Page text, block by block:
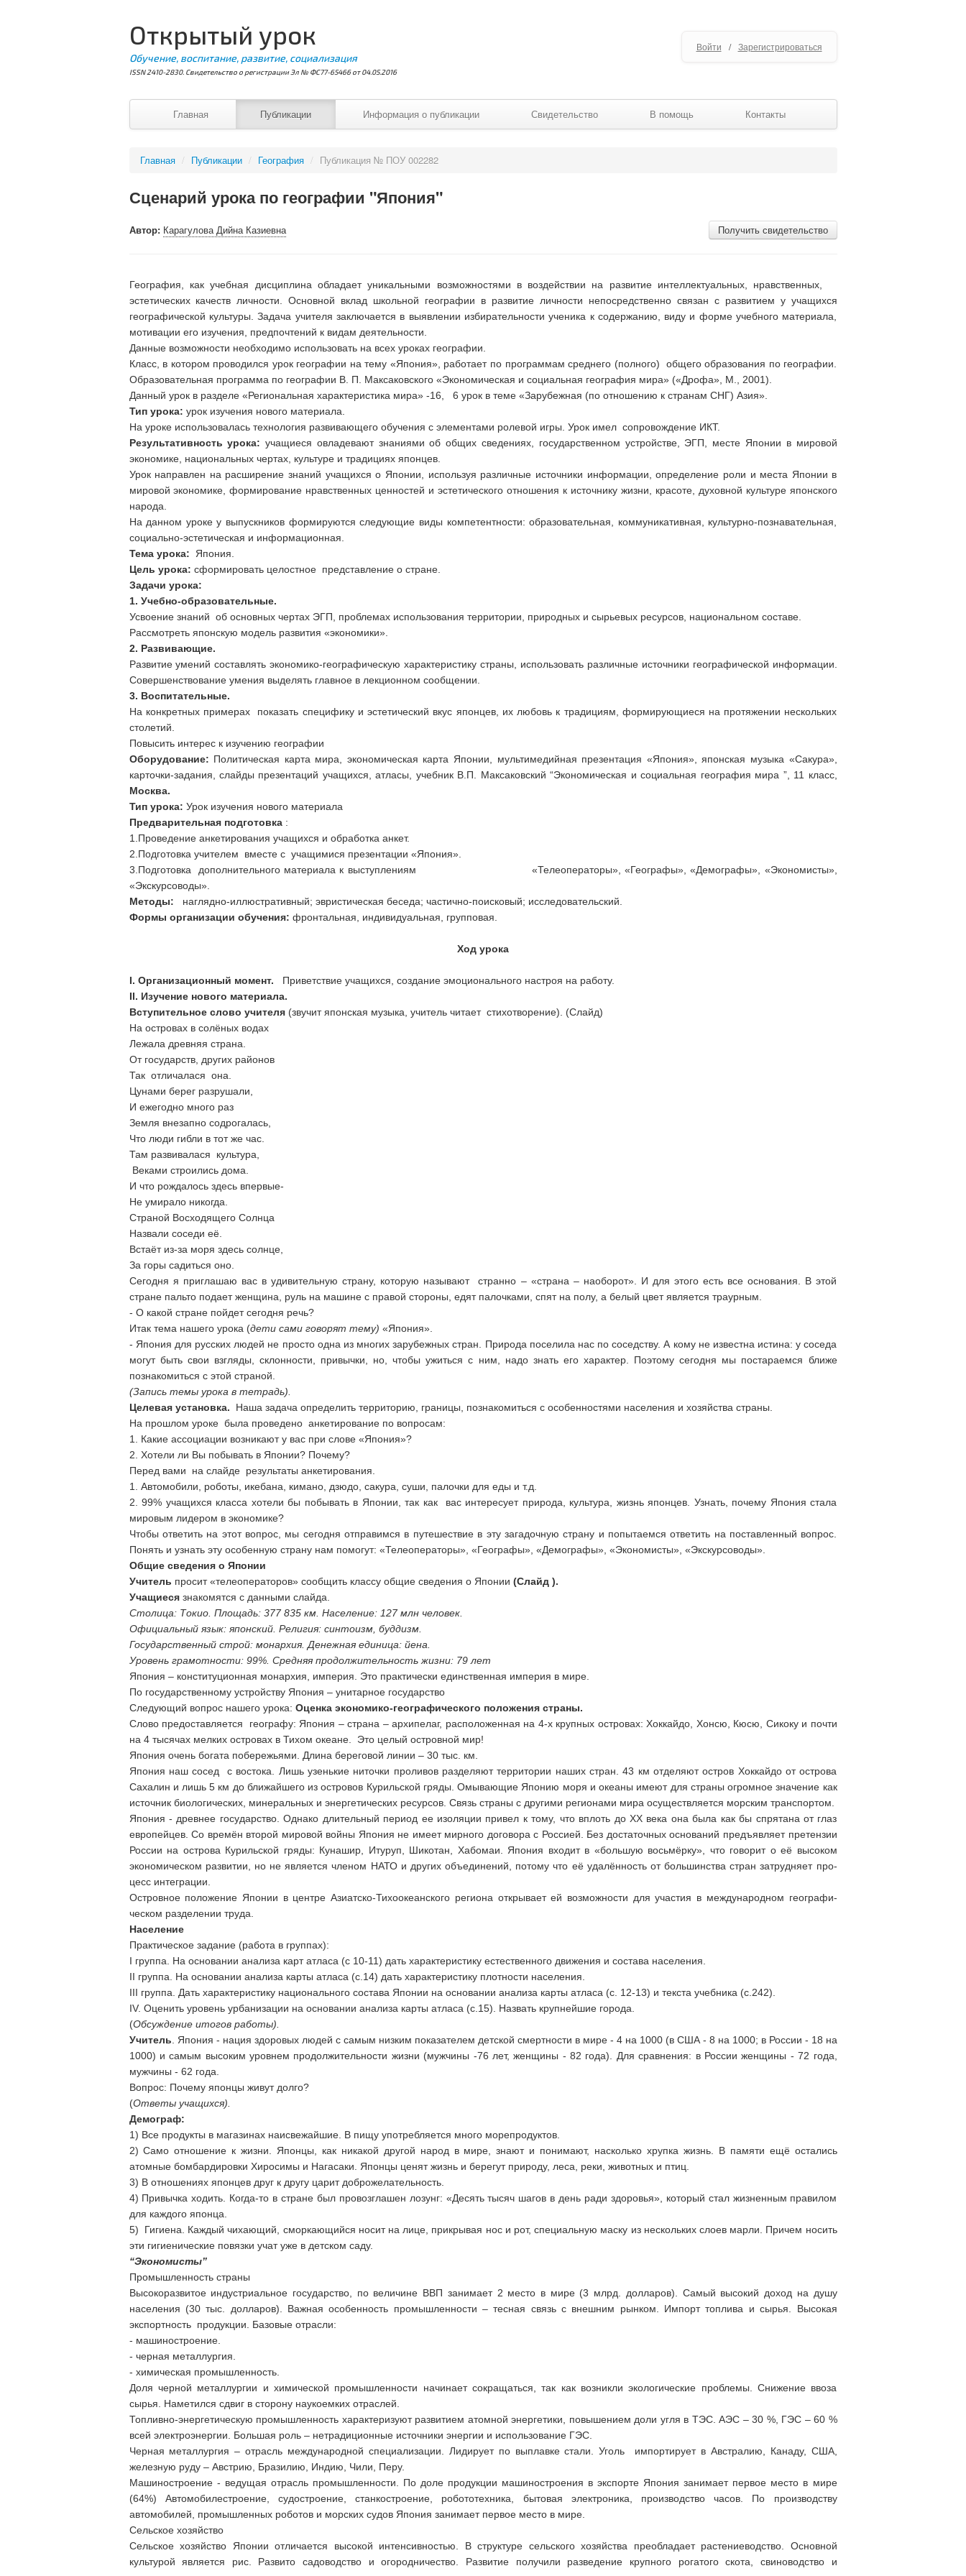
Открытый урок
Обучение, воспитание, развитие, социализация
ISSN 2410-2830. Свидетельство о регистрации Эл № ФС77-65466 от 04.05.2016
Войти / Зарегистрироваться
Главная Публикации Информация о публикации Свидетельство В помощь Контакты
Главная / Публикации / География / Публикация № ПОУ 002282
Сценарий урока по географии "Япония"
Получить свидетельство
Автор: Карагулова Дийна Казиевна
География, как учебная дисциплина обладает уникальными возможностями в воздействии на развитие интеллектуальных, нравственных,
эстетических качеств личности. Основной вклад школьной географии в развитие личности непосредственно связан с развитием у учащихся
географической культуры. Задача учителя заключается в выявлении избирательности ученика к содержанию, виду и форме учебного материала,
мотивации его изучения, предпочтений к видам деятельности.
Данные возможности необходимо использовать на всех уроках географии.
Класс, в котором проводился урок географии на тему «Япония», работает по программам среднего (полного) общего образования по географии.
Образовательная программа по географии В. П. Максаковского «Экономическая и социальная география мира» («Дрофа», М., 2001).
Данный урок в разделе «Региональная характеристика мира» -16, 6 урок в теме «Зарубежная (по отношению к странам СНГ) Азия».
Тип урока: урок изучения нового материала.
На уроке использовалась технология развивающего обучения с элементами ролевой игры. Урок имел сопровождение ИКТ.
Результативность урока: учащиеся овладевают знаниями об общих сведениях, государственном устройстве, ЭГП, месте Японии в мировой
экономике, национальных чертах, культуре и традициях японцев.
Урок направлен на расширение знаний учащихся о Японии, используя различные источники информации, определение роли и места Японии в
мировой экономике, формирование нравственных ценностей и эстетического отношения к источнику жизни, красоте, духовной культуре японского
народа.
На данном уроке у выпускников формируются следующие виды компетентности: образовательная, коммуникативная, культурно-познавательная,
социально-эстетическая и информационная.
Тема урока:
Япония.
Цель урока: сформировать целостное представление о стране.
Задачи урока:
1. Учебно-образовательные.
Усвоение знаний об основных чертах ЭГП, проблемах использования территории, природных и сырьевых ресурсов, национальном составе.
Рассмотреть японскую модель развития «экономики».
2. Развивающие.
Развитие умений составлять экономико-географическую характеристику страны, использовать различные источники географической информации.
Совершенствование умения выделять главное в лекционном сообщении.
3. Воспитательные.
На конкретных примерах показать специфику и эстетический вкус японцев, их любовь к традициям, формирующиеся на протяжении нескольких
столетий.
Повысить интерес к изучению географии
Оборудование: Политическая карта мира, экономическая карта Японии, мультимедийная презентация «Япония», японская музыка «Сакура»,
карточки-задания, слайды презентаций учащихся, атласы, учебник В.П. Максаковский “Экономическая и социальная география мира ”, 11 класс,
Москва.
Тип урока: Урок изучения нового материала
Предварительная подготовка:
1.Проведение анкетирования учащихся и обработка анкет.
2.Подготовка учителем вместе с учащимися презентации «Япония».
3.Подготовка дополнительного материала к выступлениям «Телеоператоры», «Географы», «Демографы», «Экономисты»,
«Экскурсоводы».
Методы:
наглядно-иллюстративный; эвристическая беседа; частично-поисковый; исследовательский.
Формы организации обучения: фронтальная, индивидуальная, групповая.
Ход урока
I. Организационный момент.
Приветствие учащихся, создание эмоционального настроя на работу.
II. Изучение нового материала.
Вступительное слово учителя (звучит японская музыка, учитель читает стихотворение). (Слайд)
На островах в солёных водах
Лежала древняя страна.
От государств, других районов
Так отличалася она.
Цунами берег разрушали,
И ежегодно много раз
Земля внезапно содрогалась,
Что люди гибли в тот же час.
Там развивалася культура,
Веками строились дома.
И что рождалось здесь впервые-
Не умирало никогда.
Страной Восходящего Солнца
Назвали соседи её.
Встаёт из-за моря здесь солнце,
За горы садиться оно.
Сегодня я приглашаю вас в удивительную страну, которую называют странно – «страна – наоборот». И для этого есть все основания. В этой
стране пальто подает женщина, руль на машине с правой стороны, едят палочками, спят на полу, а белый цвет является траурным.
- О какой стране пойдет сегодня речь?
Итак тема нашего урока (дети сами говорят тему) «Япония».
- Япония для русских людей не просто одна из многих зарубежных стран. Природа поселила нас по соседству. А кому не известна истина: у соседа
могут быть свои взгляды, склонности, привычки, но, чтобы ужиться с ним, надо знать его характер. Поэтому сегодня мы постараемся ближе
познакомиться с этой страной.
(Запись темы урока в тетрадь).
Целевая установка. Наша задача определить территорию, границы, познакомиться с особенностями населения и хозяйства страны.
На прошлом уроке была проведено анкетирование по вопросам:
1. Какие ассоциации возникают у вас при слове «Япония»?
2. Хотели ли Вы побывать в Японии? Почему?
Перед вами на слайде результаты анкетирования.
1. Автомобили, роботы, икебана, кимано, дзюдо, сакура, суши, палочки для еды и т.д.
2. 99% учащихся класса хотели бы побывать в Японии, так как вас интересует природа, культура, жизнь японцев. Узнать, почему Япония стала
мировым лидером в экономике?
Чтобы ответить на этот вопрос, мы сегодня отправимся в путешествие в эту загадочную страну и попытаемся ответить на поставленный вопрос.
Понять и узнать эту особенную страну нам помогут: «Телеоператоры», «Географы», «Демографы», «Экономисты», «Экскурсоводы».
Общие сведения о Японии
Учитель просит «телеоператоров» сообщить классу общие сведения о Японии (Слайд ).
Учащиеся знакомятся с данными слайда.
Столица: Токио. Площадь: 377 835 км. Население: 127 млн человек.
Официальный язык: японский. Религия: синтоизм, буддизм.
Государственный строй: монархия. Денежная единица: йена.
Уровень грамотности: 99%. Средняя продолжительность жизни: 79 лет
Япония – конституционная монархия, империя. Это практически единственная империя в мире.
По государственному устройству Япония – унитарное государство
Следующий вопрос нашего урока: Оценка экономико-географического положения страны.
Слово предоставляется географу: Япония – страна – архипелаг, расположенная на 4-х крупных островах: Хоккайдо, Хонсю, Кюсю, Сикоку и почти
на 4 тысячах мелких островах в Тихом океане. Это целый островной мир!
Япония очень богата побережьями. Длина береговой линии – 30 тыс. км.
Япония наш сосед с востока. Лишь узенькие ниточки проливов разделяют территории наших стран. 43 км отделяют остров Хоккайдо от острова
Сахалин и лишь 5 км до ближайшего из островов Курильской гряды. Омывающие Японию моря и океаны имеют для страны огромное значение как
источник биологических, минеральных и энергетических ресурсов. Связь страны с другими регионами мира осуществляется морским транспортом.
Япония - древнее государство. Однако длительный период ее изоля­ции привел к тому, что вплоть до XX века она была как бы спрятана от глаз
европейцев. Со времён второй мировой войны Япония не имеет мирного договора с Россией. Без достаточных оснований предъявляет претензии
России на острова Курильской гряды: Кунашир, Итуруп, Шикотан, Хабомаи. Япония входит в «большую восьмёрку», что говорит о её высоком
экономическом развитии, но не является членом НАТО и других объеди­нений, потому что её удалённость от большинства стран затрудняет про­
цесс интеграции.
Островное положение Японии в центре Азиатско-Тихоокеанского ре­гиона открывает ей возможности для участия в международном географи­
ческом разделении труда.
Население
Практическое задание (работа в группах):
I группа. На основании анализа карт атласа (с 10-11) дать характеристику естественного движения и состава населения.
II группа. На основании анализа карты атласа (с.14) дать характеристику плотности населения.
III группа. Дать характеристику национального состава Японии на основании анализа карты атласа (с. 12-13) и текста учебника (с.242).
IV. Оценить уровень урбанизации на основании анализа карты атласа (с.15). Назвать крупнейшие города.
(Обсуждение итогов работы).
Учитель . Япония - нация здоровых людей с самым низким показателем дет­ской смертности в мире - 4 на 1000 (в США - 8 на 1000; в России - 18 на
1000) и самым высоким уровнем продолжительности жизни (мужчины -76 лет, женщины - 82 года). Для сравнения: в России женщины - 72 года,
мужчины - 62 года.
Вопрос: Почему японцы живут долго?
(Ответы учащихся).
Демограф:
1) Все продукты в магазинах наисвежайшие. В пищу употребляется много морепродуктов.
2) Само отношение к жизни. Японцы, как никакой другой народ в ми­ре, знают и понимают, насколько хрупка жизнь. В памяти ещё остались
атомные бомбардировки Хиросимы и Нагасаки. Японцы ценят жизнь и берегут природу, леса, реки, животных и птиц.
3) В отношениях японцев друг к другу царит доброжелательность.
4) Привычка ходить. Когда-то в стране был провозглашен лозунг: «Де­сять тысяч шагов в день ради здоровья», который стал жизненным прави­лом
для каждого японца.
5) Гигиена. Каждый чихающий, сморкающийся носит на лице, при­крывая нос и рот, специальную маску из нескольких слоев марли. Причем носить
эти гигиенические повязки учат уже в детском саду.
“Экономисты”
Промышленность страны
Высокоразвитое индустриальное государство, по величине ВВП занимает 2 место в мире (3 млрд. долларов). Самый высокий доход на душу
населения (30 тыс. долларов). Важная особенность промышленности – тесная связь с внешним рынком. Импорт топлива и сырья. Высокая
экспортность продукции. Базовые отрасли:
- машиностроение.
- черная металлургия.
- химическая промышленность.
Доля черной металлургии и химической промышленности начинает сокращаться, так как возникли экологические проблемы. Снижение ввоза
сырья. Наметился сдвиг в сторону наукоемких отраслей.
Топливно-энергетическую промышленность характеризуют развитием атомной энергетики, повышением доли угля в ТЭС. АЭС – 30 %, ГЭС – 60 %
всей электроэнергии. Большая роль – нетрадиционные источники энергии и использование ГЭС.
Черная металлургия – отрасль международной специализации. Лидирует по выплавке стали. Уголь импортирует в Австралию, Канаду, США,
железную руду – Австрию, Бразилию, Индию, Чили, Перу.
Машиностроение - ведущая отрасль промышленности. По доле продукции машиностроения в экспорте Япония занимает первое место в мире
(64%) Автомобилестроение, судостроение, станкостроение, робототехника, бытовая электроника, производство часов. По производству
автомобилей, промышленных роботов и морских судов Япония занимает первое место в мире.
Сельское хозяйство
Сельское хозяйство Японии отличается высокой интенсивностью. В структуре сельского хозяйства преобладает растениеводство. Основной
культурой является рис. Развито садоводство и огородничество. Развитие получили разведение крупного рогатого скота, свиноводство и